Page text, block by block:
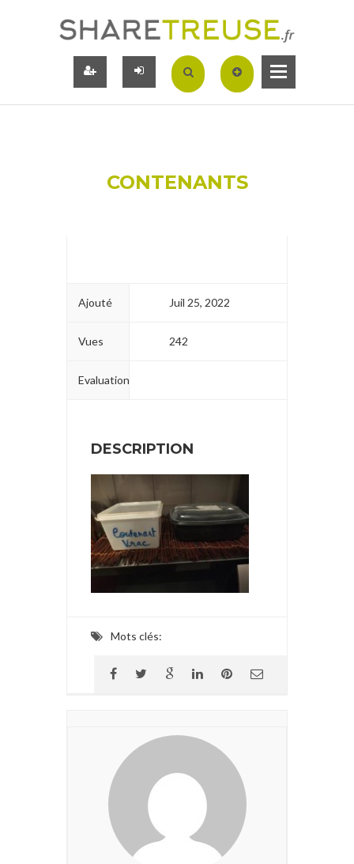
CONTENANTS
Ajouté Juil 25, 2022
Vues 242
Evaluation
DESCRIPTION
Mots clés: